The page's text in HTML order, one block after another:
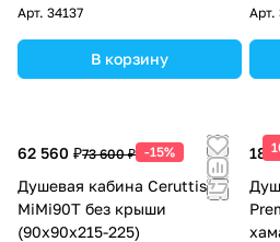
Арт. 34137
В корзину
Арт.
62 560 ₽73 600 ₽ -15%
Душевая кабина Ceruttispa
MiMi90T без крыши
(90x90x215-225)